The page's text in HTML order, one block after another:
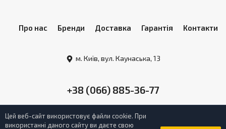
Про нас Бренди Доставка Гарантія Контакти
м. Київ, вул. Каунаська, 13
+38 (066) 885-36-77
Цей веб-сайт використовує файли cookie. При
використанні даного сайту ви даєте свою